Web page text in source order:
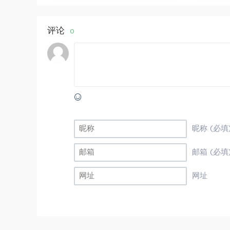
评论 0
昵称 (必填
邮箱 (必填
网址